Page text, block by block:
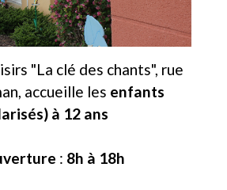
"La clé des chants", rue
accueille les enfants
à 12 ans
: 8h à 18h